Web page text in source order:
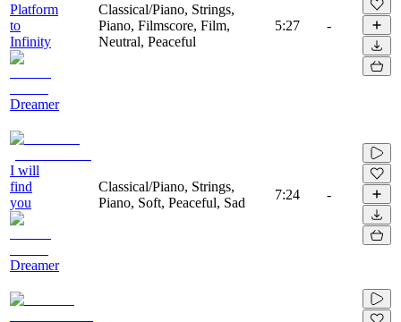
Platform
to
Infinity
Dreamer
Classical/Piano, Strings,
Piano, Filmscore, Film,
Neutral, Peaceful
5:27 -
I will
find
you
Dreamer
Classical/Piano, Strings,
Piano, Soft, Peaceful, Sad
7:24 -